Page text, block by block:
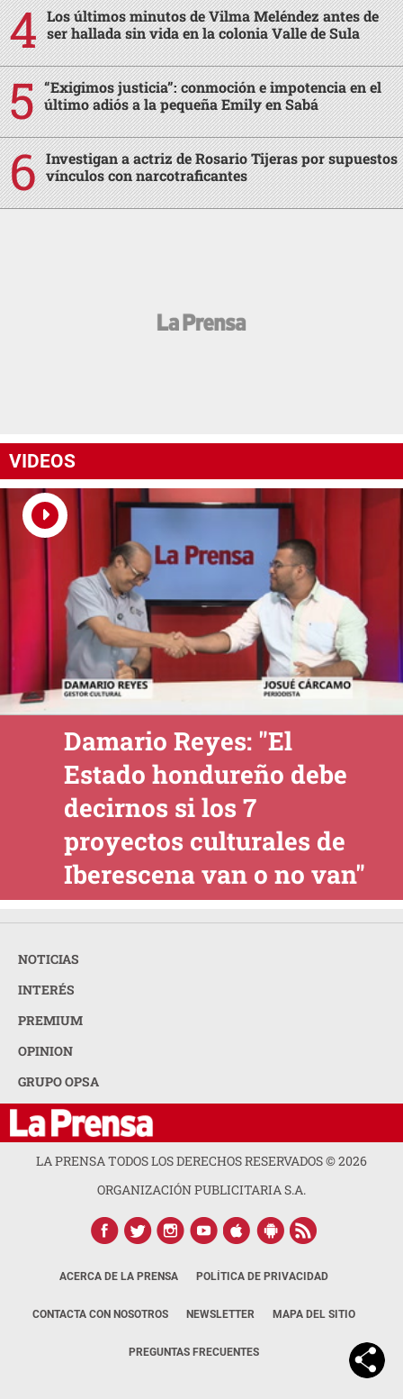
Los últimos minutos de Vilma Meléndez antes de
ser hallada sin vida en la colonia Valle de Sula
“Exigimos justicia”: conmoción e impotencia en el
último adiós a la pequeña Emily en Sabá
Investigan a actriz de Rosario Tijeras por supuestos
vínculos con narcotraficantes
VIDEOS
Damario Reyes: "El
Estado hondureño debe
decirnos si los 7
proyectos culturales de
Iberescena van o no van"
NOTICIAS
INTERÉS
PREMIUM
OPINION
GRUPO OPSA
LA PRENSA TODOS LOS DERECHOS RESERVADOS ©2026
ORGANIZACIÓN PUBLICITARIA S.A.
ACERCA DE LA PRENSA POLÍTICA DE PRIVACIDAD
CONTACTA CON NOSOTROS NEWSLETTER MAPA DEL SITIO
PREGUNTAS FRECUENTES